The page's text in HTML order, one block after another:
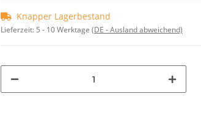
Knapper Lagerbestand
Lieferzeit: 5 - 10 Werktage (DE - Ausland abweichend)